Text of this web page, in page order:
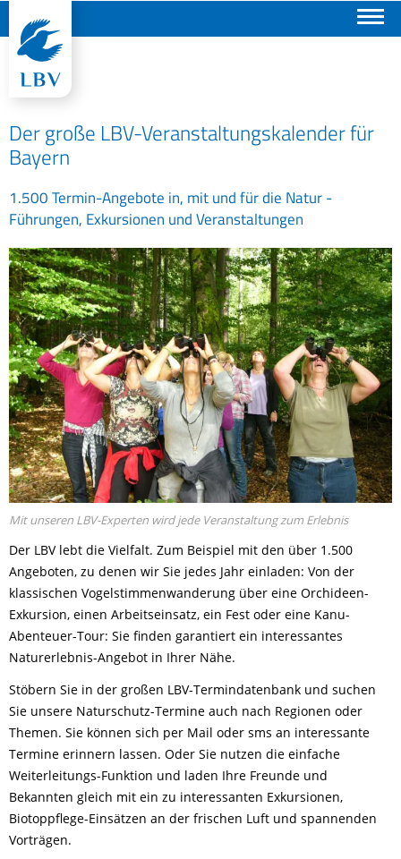
Der große LBV-Veranstaltungskalender für
Bayern
1.500 Termin-Angebote in, mit und für die Natur -
Führungen, Exkursionen und Veranstaltungen
Mit unseren LBV-Experten wird jede Veranstaltung zum Erlebnis
Der LBV lebt die Vielfalt. Zum Beispiel mit den über 1.500
Angeboten, zu denen wir Sie jedes Jahr einladen: Von der
klassischen Vogelstimmenwanderung über eine Orchideen-
Exkursion, einen Arbeitseinsatz, ein Fest oder eine Kanu-
Abenteuer-Tour: Sie finden garantiert ein interessantes
Naturerlebnis-Angebot in Ihrer Nähe.
Stöbern Sie in der großen LBV-Termindatenbank und suchen
Sie unsere Naturschutz-Termine auch nach Regionen oder
Themen. Sie können sich per Mail oder sms an interessante
Termine erinnern lassen. Oder Sie nutzen die einfache
Weiterleitungs-Funktion und laden Ihre Freunde und
Bekannten gleich mit ein zu interessanten Exkursionen,
Biotoppflege-Einsätzen an der frischen Luft und spannenden
Vorträgen.